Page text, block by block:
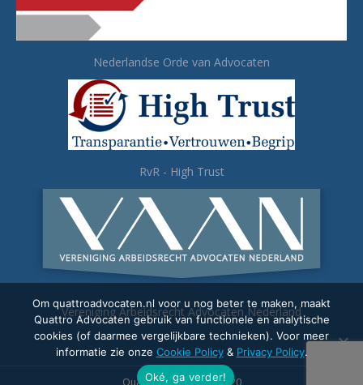
Nederlandse Orde van Advocaten
RvR - High Trust
Vereniging Arbeidsrecht Advocaten Nederland
Quattro Advocaten - 2020
Om quattroadvocaten.nl voor u nog beter te maken, maakt
Quattro Advocaten gebruik van functionele en analytische
cookies (of daarmee vergelijkbare technieken). Voor meer
informatie zie onze Cookie Policy& Privacy Policy.
Oké, ga verder!